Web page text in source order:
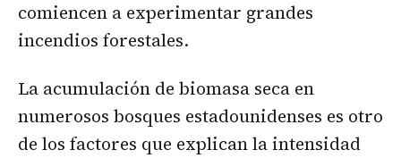
comiencen a experimentar grandes
incendios forestales.
La acumulación de biomasa seca en
numerosos bosques estadounidenses es otro
de los factores que explican la intensidad